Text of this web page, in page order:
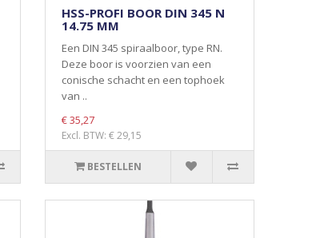
HSS-PROFI BOOR DIN 345 N
14.75 MM
Een DIN 345 spiraalboor, type RN.
Deze boor is voorzien van een
conische schacht en een tophoek
van ..
€ 35,27
Excl. BTW: € 29,15
BESTELLEN